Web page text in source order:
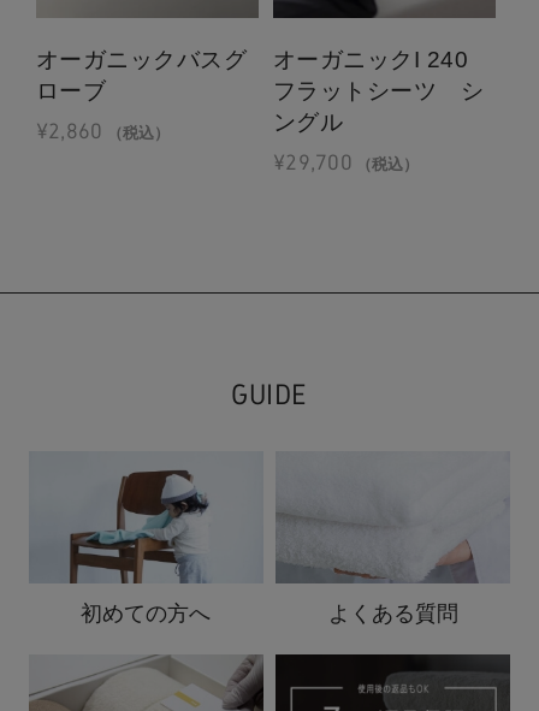
オーガニックバスグ
ローブ
¥2,860 （税込）
オーガニックI 240
フラットシーツ シ
ングル
¥29,700 （税込）
GUIDE
初めての方へ よくある質問